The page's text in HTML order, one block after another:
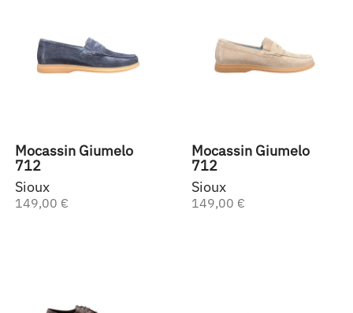
Mocassin Giumelo
712
Sioux
149,00 €
Mocassin Giumelo
712
Sioux
149,00 €